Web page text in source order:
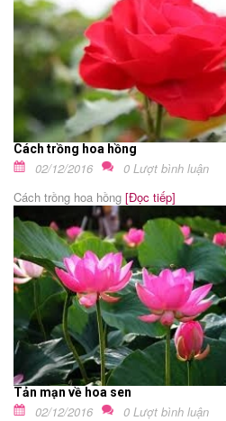
Cách trồng hoa hồng
02/12/2016
0 Lượt bình luận
Cách trồng hoa hồng [Đọc tiếp]
Tản mạn về hoa sen
02/12/2016
0 Lượt bình luận